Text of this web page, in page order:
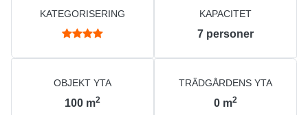
KATEGORISERING KAPACITET
7 personer
OBJEKT YTA
100 m2
TRÄDGÅRDENS YTA
0 m2